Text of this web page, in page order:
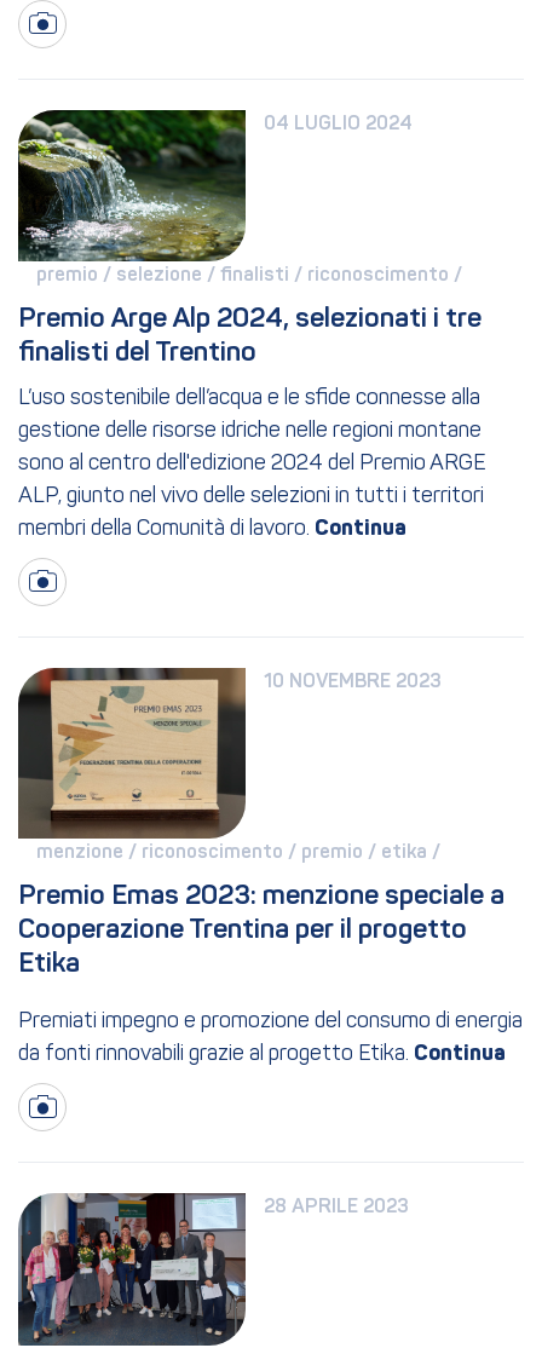
04 LUGLIO 2024
premio / selezione / finalisti / riconoscimento /
Premio Arge Alp 2024, selezionati i tre
finalisti del Trentino
L’uso sostenibile dell’acqua e le sfide connesse alla
gestione delle risorse idriche nelle regioni montane
sono al centro dell'edizione 2024 del Premio ARGE
ALP, giunto nel vivo delle selezioni in tutti i territori
membri della Comunità di lavoro.
10 NOVEMBRE 2023
menzione / riconoscimento / premio / etika /
Premio Emas 2023: menzione speciale a
Cooperazione Trentina per il progetto
Etika
Premiati impegno e promozione del consumo di energia
da fonti rinnovabili grazie al progetto Etika.
28 APRILE 2023